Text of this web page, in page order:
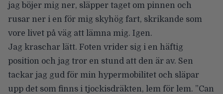
jag böjer mig ner, släpper taget om pinnen och
rusar ner i en för mig skyhög fart, skrikande som
vore livet på väg att lämna mig. Igen.
Jag kraschar lätt. Foten vrider sig i en häftig
position och jag tror en stund att den är av. Sen
tackar jag gud för min hypermobilitet och släpar
upp det som finns i tjockisdräkten, lem för lem. ”Can